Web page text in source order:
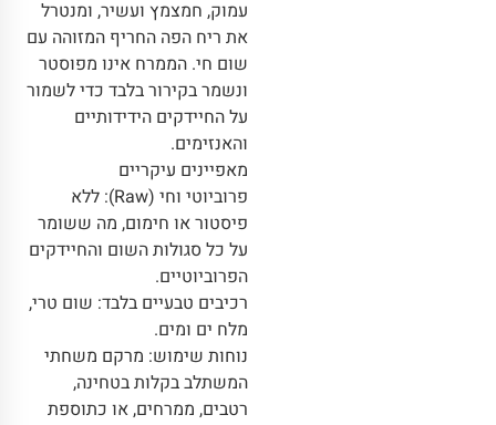
עמוק, חמצמץ ועשיר, ומנטרל
את ריח הפה החריף המזוהה עם
שום חי. הממרח אינו מפוסטר
ונשמר בקירור בלבד כדי לשמור
על החיידקים הידידותיים
והאנזימים.
מאפיינים עיקריים
פרוביוטי וחי (Raw): ללא
פיסטור או חימום, מה ששומר
על כל סגולות השום והחיידקים
הפרוביוטיים.
רכיבים טבעיים בלבד: שום טרי,
מלח ים ומים.
נוחות שימוש: מרקם משחתי
המשתלב בקלות בטחינה,
רטבים, ממרחים, או כתוספת